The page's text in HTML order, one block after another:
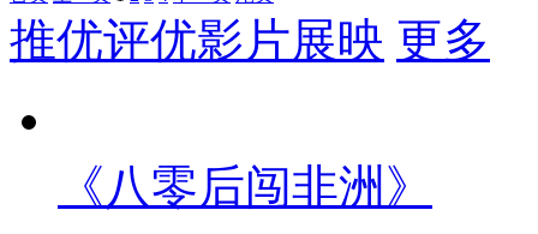
推优评优影片展映 更多
《八零后闯非洲》